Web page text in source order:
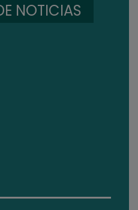
NOTICIAS